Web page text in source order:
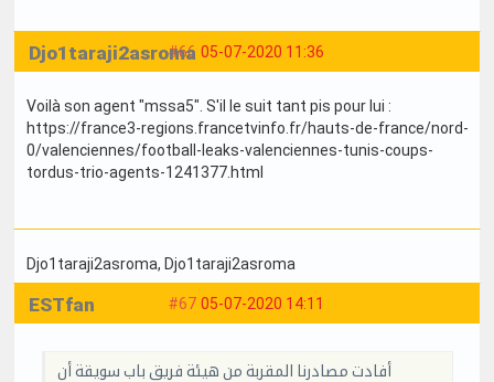
#66 05-07-2020 11:36
Djo1taraji2asroma
Voilà son agent "mssa5". S'il le suit tant pis pour lui :
https://france3-regions.francetvinfo.fr/hauts-de-france/nord-
0/valenciennes/football-leaks-valenciennes-tunis-coups-
tordus-trio-agents-1241377.html
Djo1taraji2asroma, Djo1taraji2asroma
#67 05-07-2020 14:11
ESTfan
أفادت مصادرنا المقربة من هيئة فريق باب سويقة أن